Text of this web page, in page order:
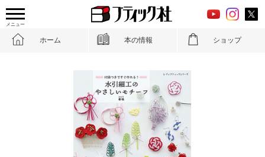
メニュー
ホーム 本の情報 ショップ